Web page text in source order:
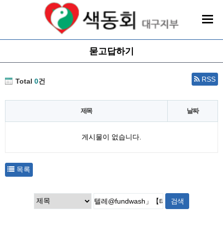
묻고답하기
Total 0건 RSS
제목 날짜
게시물이 없습니다.
목록